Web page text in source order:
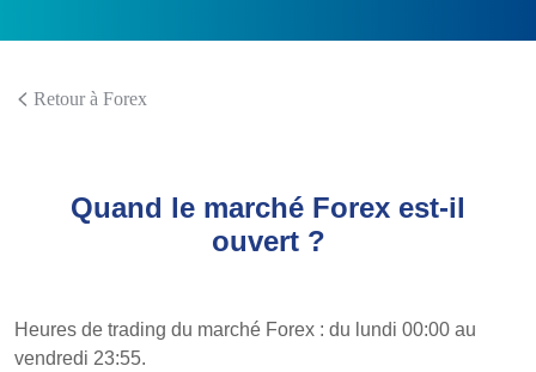
Retour à Forex
Quand le marché Forex est-il
ouvert ?
Heures de trading du marché Forex : du lundi 00:00 au
vendredi 23:55.